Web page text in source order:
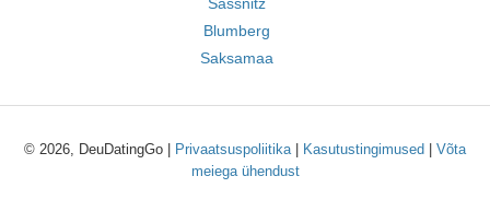
Blumberg
Saksamaa
© 2026, DeuDatingGo | Privaatsuspoliitika| Kasutustingimused
Võta
meiega ühendust